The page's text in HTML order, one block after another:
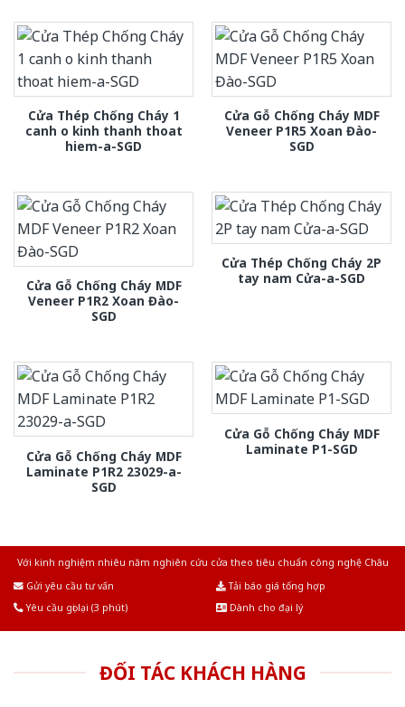
Cửa Thép Chống Cháy 1
canh o kinh thanh thoat
hiem-a-SGD
Cửa Gỗ Chống Cháy MDF
Veneer P1R5 Xoan Đào-
SGD
Cửa Gỗ Chống Cháy MDF
Veneer P1R2 Xoan Đào-
SGD
Cửa Thép Chống Cháy 2P
tay nam Cửa-a-SGD
Cửa Gỗ Chống Cháy MDF
Laminate P1R2 23029-a-
SGD
Cửa Gỗ Chống Cháy MDF
Laminate P1-SGD
Với kinh nghiệm nhiêu năm nghiên cứu cửa theo tiêu chuẩn công nghệ Châu
Gửi yêu cầu tư vấn
Tải báo giá tổng hợp
Yêu cầu gọi lại (3 phút)
Dành cho đại lý
ĐỐI TÁC KHÁCH HÀNG